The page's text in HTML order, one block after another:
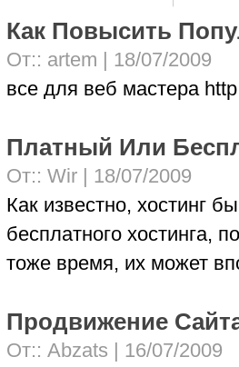
Как Повысить
От:: artem | 18/07/2009
все для веб мастера
Платный Или
От:: Wir | 18/07/2009
Как известно, хостинг
бесплатного хостинга,
тоже время, их может
Продвижение
От:: Abzats | 16/07/2009